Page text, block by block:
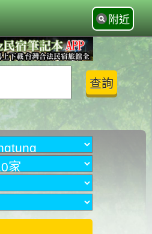
附近